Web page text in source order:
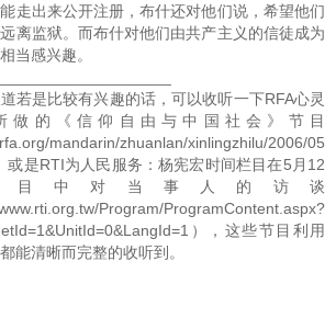
走出来公开注册，布什还对他们说，希望他们
离监狱。而布什对他们由共产主义的信徒成为
当感兴趣。
若是比较有兴趣的话，可以收听一下RFA心灵
做的《信仰自由与中国社会》节目
mandarin/zhuanlan/xinlingzhilu/2006/05
或是RTI为人民服务：杨宪宏时间栏目在5月12
目中对当事人的访谈
Program/ProgramContent.aspx?
），这些节目利用
能清晰而完整的收听到。